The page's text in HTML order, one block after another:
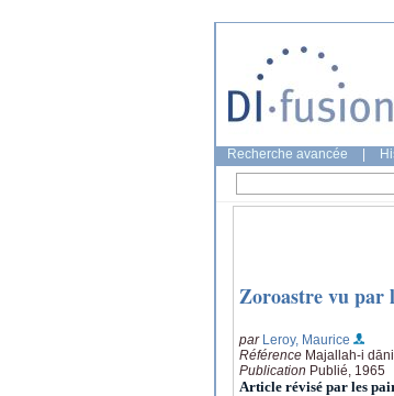
Recherche avancée
Zoroastre vu par
par Leroy, Maurice
Référence Majallah-i
Publication Publié, 1965
Article révisé par les